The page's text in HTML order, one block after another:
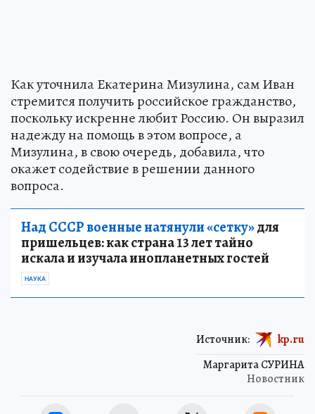
Как уточнила Екатерина Мизулина, сам Иван
стремится получить российское гражданство,
поскольку искренне любит Россию. Он выразил
надежду на помощь в этом вопросе, а
Мизулина, в свою очередь, добавила, что
окажет содействие в решении данного
вопроса.
Над СССР военные натянули «сетку»для
пришельцев: как страна 13 лет тайно
искала и изучала инопланетных гостей
НАУКА
Маргарита СУРИНА
Новостник
Источник: kp.ru